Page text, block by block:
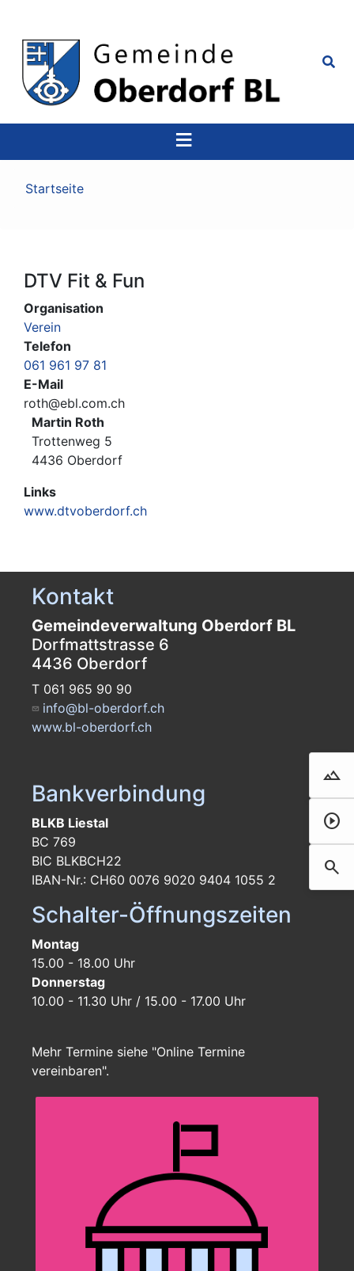
landscape
Film
play_circle
search
Pfadnavigation
Startseite
DTV Fit & Fun
Organisation
Verein
Telefon
061 961 97 81
E-Mail
roth@ebl.com.ch
Martin Roth
Trottenweg 5
4436 Oberdorf
Links
www.dtvoberdorf.ch
Kontakt
Gemeindeverwaltung Oberdorf BL
Dorfmattstrasse 6
4436 Oberdorf
T 061 965 90 90
info@bl-oberdorf.ch
www.bl-oberdorf.ch
Bankverbindung
BLKB Liestal
BC 769
BIC BLKBCH22
IBAN-Nr.: CH60 0076 9020 9404 1055 2
Schalter-Öffnungszeiten
Montag
15.00 - 18.00 Uhr
Donnerstag
10.00 - 11.30 Uhr / 15.00 - 17.00 Uhr
Mehr Termine siehe "Online Termine
vereinbaren".